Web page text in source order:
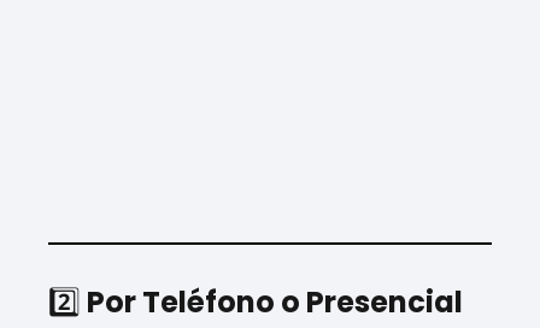
2️⃣ Por Teléfono o Presencial